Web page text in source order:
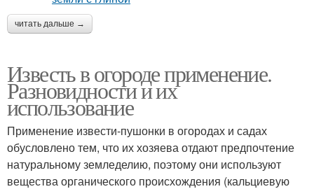
читать дальше →
Известь в огороде применение.
Разновидности и их
использование
Применение извести-пушонки в огородах и садах
обусловлено тем, что их хозяева отдают предпочтение
натуральному земледелию, поэтому они используют
вещества органического происхождения (кальциевую